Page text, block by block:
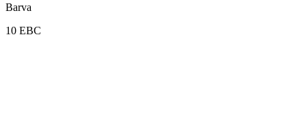
Barva
10 EBC